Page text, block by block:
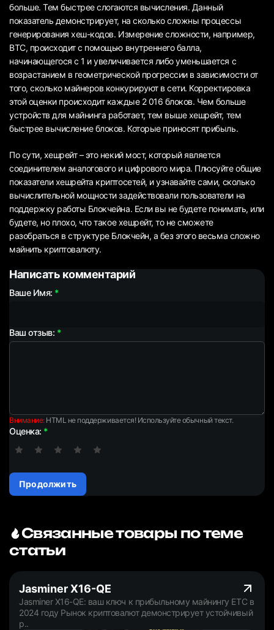
больше. Тем быстрее слогаются вычисления. Данный
показатель демонстрирует, на сколько сложны процессы
генерирования хеш-кодов. Измерение сложности, например,
ВТС, происходит с помощью внутреннего балла,
начинающегося с 1 и увеличивается либо уменьшается с
возрастанием в геометрической прогрессии в зависимости от
того, сколько майнеров конкурируют в сети. Корректировка
этой оценки происходит каждые 2 016 блоков. Чем больше
устройств для майнинга работает, тем выше хешрейт, тем
быстрее вычисление блоков. Которые приносят прибыль.
По сути, хешрейт – это некий мост, который является
соединителем аналогового и цифрового мира. Плюсуйте общие
показатели хешрейта криптосетей, и узнавайте сами, сколько
вычислительной мощности задействовали пользователи на
поддержку работы Блокчейна. Если вы не будете понимать, или
будете, но плохо, что такое хешрейт, то не сможете
разобраться в структуре Блокчейн, а без этого весьма сложно
майнить криптовалюту.
Написать комментарий
Ваше Имя:
Ваш отзыв:
Внимание:HTML не поддерживается! Используйте обычный текст.
Оценка:
Продолжить
Связанные товары по теме
статьи
Jasminer X16-QE
Jasminer X16-QE: ваш ключ к прибыльному майнингу ETC в
2024 году Рынок криптовалют демонстрирует устойчивый
р..